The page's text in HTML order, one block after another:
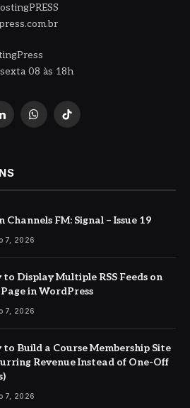
08 às 18h
LinkedInWhatsAppTikTok
Channels FM: Signal – Issue 19
7, 2026
to Display Multiple RSS Feeds on
in WordPress
7, 2026
to Build a Course Membership Site
Revenue Instead of One-Off
7, 2026